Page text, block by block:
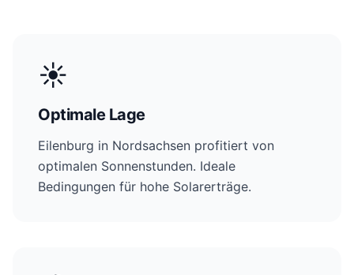
☀️
Optimale Lage
Eilenburg in Nordsachsen profitiert von
optimalen Sonnenstunden. Ideale
Bedingungen für hohe Solarerträge.